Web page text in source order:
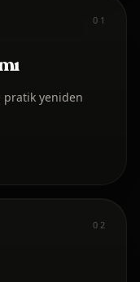
01
pratik yeniden
02